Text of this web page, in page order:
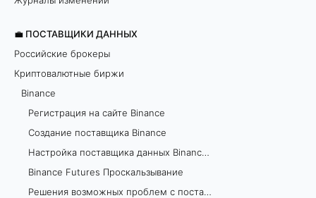
💼 ПОСТАВЩИКИ ДАННЫХ
Российские брокеры
Криптовалютные биржи
Binance
Регистрация на сайте Binance
Создание поставщика Binance
Настройка поставщика данных Binance в TSLab
Binance Futures Проскальзывание
Решения возможных проблем с поставщиком данных Binance
y
И